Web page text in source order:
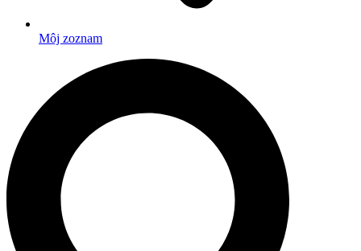
Môj zoznam